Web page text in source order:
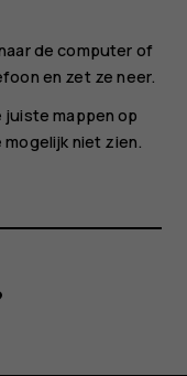
de computer of
en zet ze neer.
juiste mappen op
niet zien.